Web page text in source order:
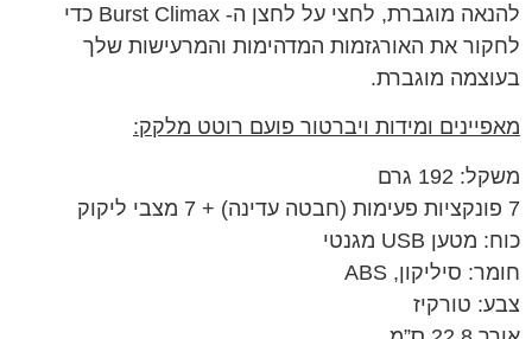
להנאה מוגברת, לחצי על לחצן ה- Burst Climax כדי
לחקור את האורגזמות המדהימות והמרעישות שלך
בעוצמה מוגברת.
מאפיינים ומידות ויברטור פועם רוטט מלקק:
משקל: 192 גרם
7 פונקציות פעימות (חבטה עדינה) + 7 מצבי ליקוק
כוח: מטען USB מגנטי
חומר: סיליקון, ABS
צבע: טורקיז